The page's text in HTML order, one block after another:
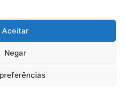
Aceitar
Negar
| Desenvolvido por:
por:NP Publicidade
Sobre Nós
YouTubeInstagram